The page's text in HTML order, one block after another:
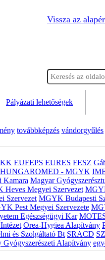
Vissza az
Pályázati lehetőségek
továbbképzés vándorgyűlés
EUFEPS EURES FESZ
HUNGAROMED - MGYK
Kamara Magyar
Heves Megyei Szervezet
Szervezet MGYK Budapesti
Pest Megyei Szervezete
Egészségügyi Kar
Orea-Hygiea Alapítvány
és Szolgáltató Bt SRACD
Gyógyszerészeti Alapítvány